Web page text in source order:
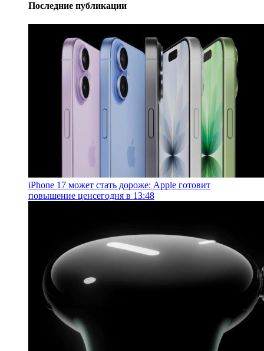
Последние публикации
iPhone 17 может стать дороже: Apple готовит
повышение ценсегодня в 13:48